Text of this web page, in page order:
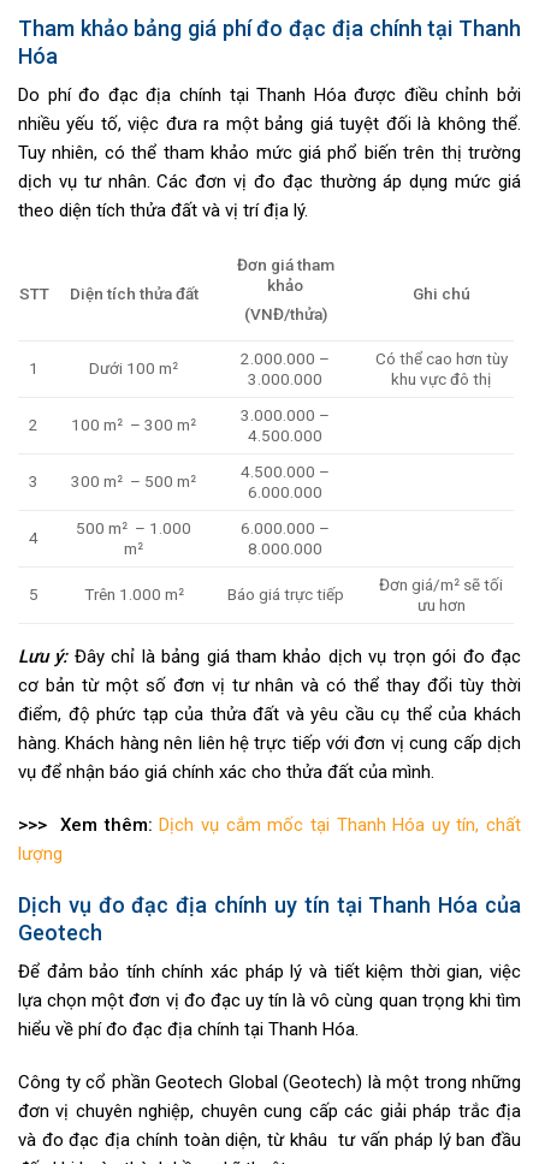
Tham khảo bảng giá phí đo đạc địa chính tại Thanh
Hóa
Do phí đo đạc địa chính tại Thanh Hóa được điều chỉnh bởi
nhiều yếu tố, việc đưa ra một bảng giá tuyệt đối là không thể.
Tuy nhiên, có thể tham khảo mức giá phổ biến trên thị trường
dịch vụ tư nhân. Các đơn vị đo đạc thường áp dụng mức giá
theo diện tích thửa đất và vị trí địa lý.
STT Diện tích thửa đất
Đơn giá tham
khảo
(VNĐ/thửa)
Ghi chú
1 Dưới 100 m²
2.000.000 –
3.000.000
Có thể cao hơn tùy
khu vực đô thị
2 100 m² – 300 m²
3.000.000 –
4.500.000
3 300 m² – 500 m²
4.500.000 –
6.000.000
4
500 m² – 1.000
m²
6.000.000 –
8.000.000
5 Trên 1.000 m² Báo giá trực tiếp
Đơn giá/m² sẽ tối
ưu hơn
Lưu ý:Đây chỉ là bảng giá tham khảo dịch vụ trọn gói đo đạc
cơ bản từ một số đơn vị tư nhân và có thể thay đổi tùy thời
điểm, độ phức tạp của thửa đất và yêu cầu cụ thể của khách
hàng. Khách hàng nên liên hệ trực tiếp với đơn vị cung cấp dịch
vụ để nhận báo giá chính xác cho thửa đất của mình.
>>> Xem thêm:Dịch vụ cắm mốc tại Thanh Hóa uy tín, chất
lượng
Dịch vụ đo đạc địa chính uy tín tại Thanh Hóa của
Geotech
Để đảm bảo tính chính xác pháp lý và tiết kiệm thời gian, việc
lựa chọn một đơn vị đo đạc uy tín là vô cùng quan trọng khi tìm
hiểu về phí đo đạc địa chính tại Thanh Hóa.
Công ty cổ phần Geotech Global (Geotech) là một trong những
đơn vị chuyên nghiệp, chuyên cung cấp các giải pháp trắc địa
và đo đạc địa chính toàn diện, từ khâu tư vấn pháp lý ban đầu